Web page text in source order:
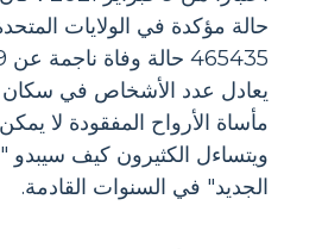
حالة مؤكدة في الولايات
يعادل عدد الأشخاص في سكان
مأساة الأرواح المفقودة لا يمكن
ويتساءل الكثيرون كيف سيبدو
الجديد" في السنوات القادمة.